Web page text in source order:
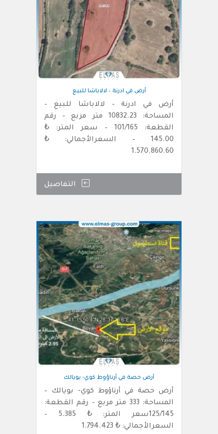
أرض في ادرنة – لالاباشا للبيع
أرض في ادرنة – لالاباشا للبيع –
المساحة: 10832.23 متر مربع – رقم
القطعة: 101/165 – سعر المتر: ₺
145.00 – السعرالأجمالي: ₺
1.570.860.60
التفاصيل
أرض حصة في أرناؤوط كوي- بويالك
أرض حصة في أرناؤوط كوي- بويالك –
المساحة: 333 متر مربع – رقم القطعة:
125/145سعر المتر: ₺ 5.385 –
السعرالأجمالي: ₺ 1.794.423